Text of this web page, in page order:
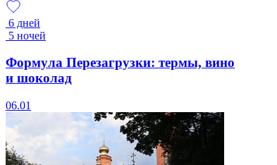
6 дней
5 ночей
Формула Перезагрузки: термы, вино
и шоколад
06.01